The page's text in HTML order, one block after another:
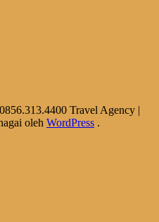
Travel Agency |
oleh WordPress .